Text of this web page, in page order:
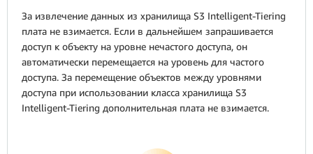
За извлечение данных из хранилища S3 Intelligent-Tiering
плата не взимается. Если в дальнейшем запрашивается
доступ к объекту на уровне нечастого доступа, он
автоматически перемещается на уровень для частого
доступа. За перемещение объектов между уровнями
доступа при использовании класса хранилища S3
Intelligent-Tiering дополнительная плата не взимается.